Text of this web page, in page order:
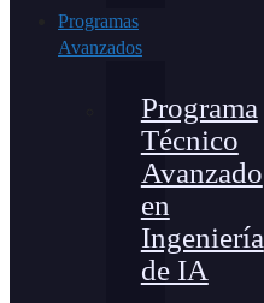
Programas
Avanzados
Programa
Técnico
Avanzado
en
Ingeniería
de IA